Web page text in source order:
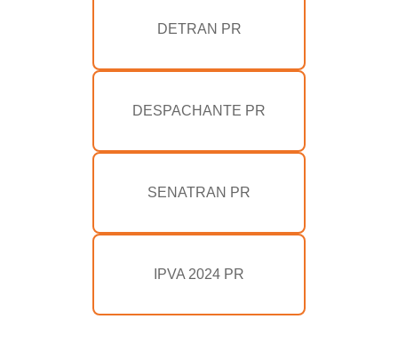
DETRAN PR
DESPACHANTE PR
SENATRAN PR
IPVA 2024 PR